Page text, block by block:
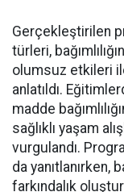
Gerçekleştirilen
türleri,
olumsuz etkileri
anlatıldı.
madde
sağlıklı yaşam
vurgulandı.
da yanıtlanırken,
farkındalık